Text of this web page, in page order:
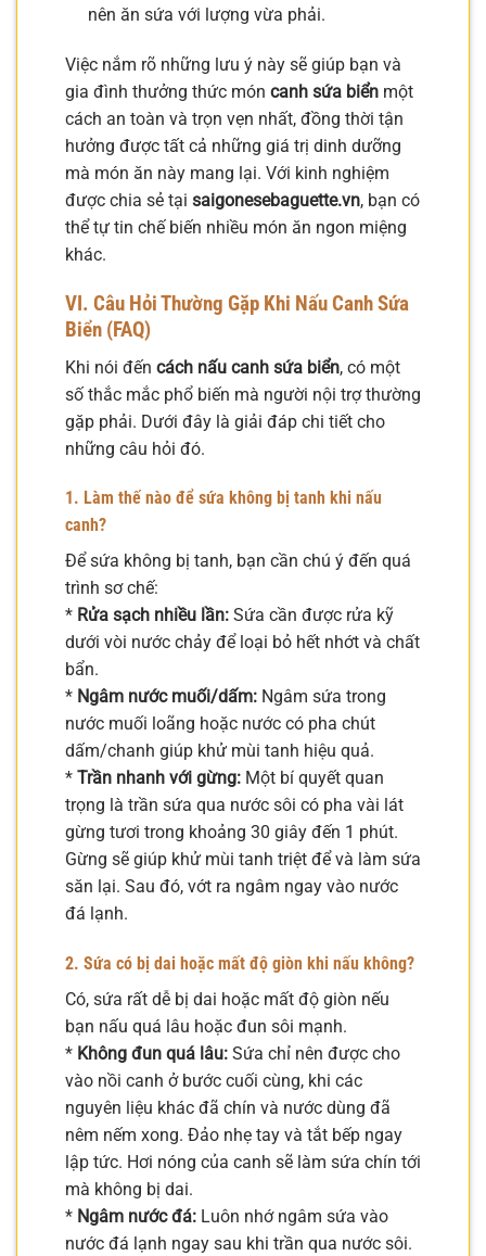
nên ăn sứa với lượng vừa phải.
Việc nắm rõ những lưu ý này sẽ giúp bạn và
gia đình thưởng thức món canh sứa biển một
cách an toàn và trọn vẹn nhất, đồng thời tận
hưởng được tất cả những giá trị dinh dưỡng
mà món ăn này mang lại. Với kinh nghiệm
được chia sẻ tại saigonesebaguette.vn, bạn có
thể tự tin chế biến nhiều món ăn ngon miệng
khác.
VI. Câu Hỏi Thường Gặp Khi Nấu Canh Sứa
Biển (FAQ)
Khi nói đến cách nấu canh sứa biển, có một
số thắc mắc phổ biến mà người nội trợ thường
gặp phải. Dưới đây là giải đáp chi tiết cho
những câu hỏi đó.
1. Làm thế nào để sứa không bị tanh khi nấu
canh?
Để sứa không bị tanh, bạn cần chú ý đến quá
trình sơ chế:
* Rửa sạch nhiều lần: Sứa cần được rửa kỹ
dưới vòi nước chảy để loại bỏ hết nhớt và chất
bẩn.
* Ngâm nước muối/dấm: Ngâm sứa trong
nước muối loãng hoặc nước có pha chút
dấm/chanh giúp khử mùi tanh hiệu quả.
* Trần nhanh với gừng: Một bí quyết quan
trọng là trần sứa qua nước sôi có pha vài lát
gừng tươi trong khoảng 30 giây đến 1 phút.
Gừng sẽ giúp khử mùi tanh triệt để và làm sứa
săn lại. Sau đó, vớt ra ngâm ngay vào nước
đá lạnh.
2. Sứa có bị dai hoặc mất độ giòn khi nấu không?
Có, sứa rất dễ bị dai hoặc mất độ giòn nếu
bạn nấu quá lâu hoặc đun sôi mạnh.
* Không đun quá lâu: Sứa chỉ nên được cho
vào nồi canh ở bước cuối cùng, khi các
nguyên liệu khác đã chín và nước dùng đã
nêm nếm xong. Đảo nhẹ tay và tắt bếp ngay
lập tức. Hơi nóng của canh sẽ làm sứa chín tới
mà không bị dai.
* Ngâm nước đá: Luôn nhớ ngâm sứa vào
nước đá lạnh ngay sau khi trần qua nước sôi.